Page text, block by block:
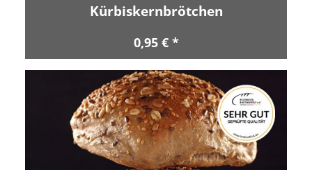
Kürbiskernbrötchen
0,95 € *